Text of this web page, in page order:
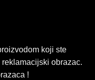
koji ste
obrazac.
!